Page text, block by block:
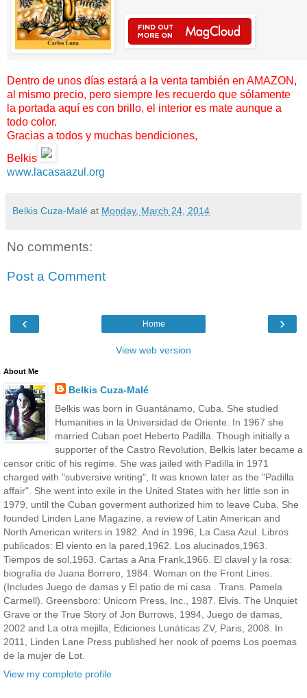
Dentro de unos días estará a la venta también en AMAZON,
al mismo precio, pero siempre les recuerdo que sólamente
la portada aquí es con brillo, el interior es mate aunque a
todo color.
Gracias a todos y muchas bendiciones,
Belkis
www.lacasaazul.org
Belkis Cuza-Malé at Monday, March 24, 2014
No comments:
Post a Comment
‹ ›
Home
View web version
About Me
Belkis Cuza-Malé
Belkis was born in Guantánamo, Cuba. She studied
Humanities in la Universidad de Oriente. In 1967 she
married Cuban poet Heberto Padilla. Though initially a
supporter of the Castro Revolution, Belkis later became a
censor critic of his regime. She was jailed with Padilla in 1971
charged with "subversive writing", It was known later as the "Padilla
affair". She went into exile in the United States with her little son in
1979, until the Cuban goverment authorized him to leave Cuba. She
founded Linden Lane Magazine, a review of Latin American and
North American writers in 1982. And in 1996, La Casa Azul. Libros
publicados: El viento en la pared,1962. Los alucinados,1963.
Tiempos de sol,1963. Cartas a Ana Frank,1966. El clavel y la rosa:
biografía de Juana Borrero, 1984. Woman on the Front Lines.
(Includes Juego de damas y El patio de mi casa . Trans. Pamela
Carmell). Greensboro: Unicorn Press, Inc., 1987. Elvis. The Unquiet
Grave or the True Story of Jon Burrows, 1994, Juego de damas,
2002 and La otra mejilla, Ediciones Lunáticas ZV, Paris, 2008. In
2011, Linden Lane Press published her nook of poems Los poemas
de la mujer de Lot.
View my complete profile